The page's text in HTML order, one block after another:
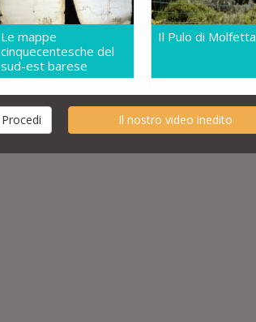
Le mappe
cinquecentesche del
sud-est barese
Il Pulo di Molfetta
Il nostro video inedito